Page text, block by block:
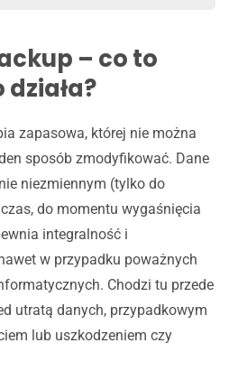
backup
immutable backup?
kopii zapasowych do
niezmiennej kopii
rozwiązania dla immutable
– co to
zapasowa, której nie można
sposób zmodyfikować. Dane
niezmiennym (tylko do
do momentu wygaśnięcia
integralność i
w przypadku poważnych
Chodzi tu przede
utratą danych, przypadkowym
lub uszkodzeniem czy